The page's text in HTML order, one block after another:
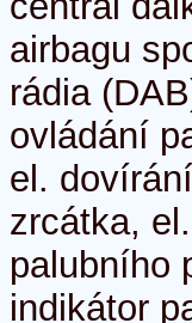
airbagu
rádia
ovládání
el.
zrcátka,
palubního
indikátor